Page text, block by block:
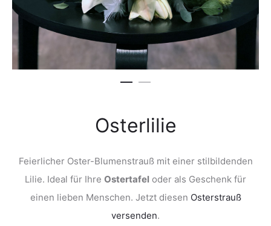
Osterlilie
Feierlicher Oster-Blumenstrauß mit einer stilbildenden
Lilie. Ideal für Ihre Ostertafel oder als Geschenk für
einen lieben Menschen. Jetzt diesen Osterstrauß
versenden.